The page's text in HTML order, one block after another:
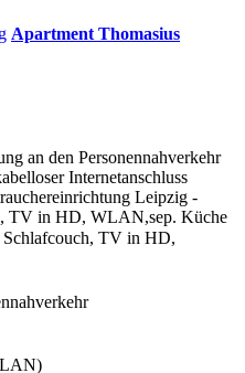
Apartment Thomasius
an den Personennahverkehr
Internetanschluss
Leipzig -
TV in HD, WLAN,sep. Küche
TV in HD,